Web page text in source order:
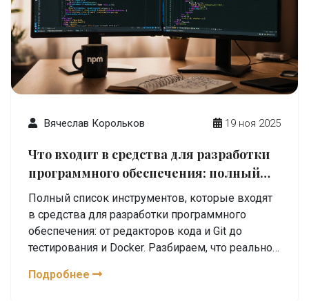
Вячеслав Корольков 19 ноя 2025
Что входит в средства для разработки
программного обеспечения: полный
список инструментов
Полный список инструментов, которые входят
в средства для разработки программного
обеспечения: от редакторов кода и Git до
тестирования и Docker. Разбираем, что реально
Подробнее